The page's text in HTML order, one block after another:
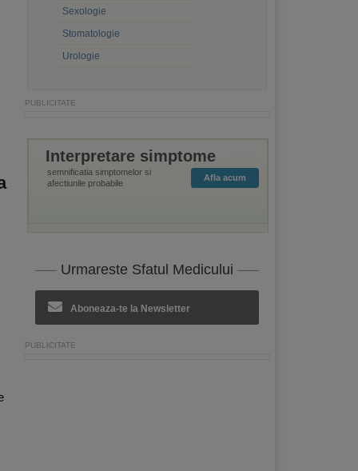
Sexologie
Stomatologie
Urologie
Interpretare simptome
semnificatia simptomelor si
afectiunile probabile
Afla acum
Urmareste Sfatul Medicului
Aboneaza-te la Newsletter